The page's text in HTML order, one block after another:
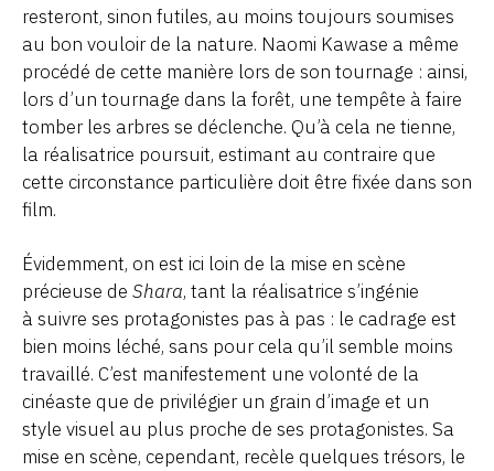
resteront, sinon futiles, au moins toujours soumises
au bon vouloir de la nature. Naomi Kawase a même
procédé de cette manière lors de son tournage : ainsi,
lors d’un tournage dans la forêt, une tempête à faire
tomber les arbres se déclenche. Qu’à cela ne tienne,
la réalisatrice poursuit, estimant au contraire que
cette circonstance particulière doit être fixée dans son
film.
Évidemment, on est ici loin de la mise en scène
précieuse de Shara, tant la réalisatrice s’ingénie
à suivre ses protagonistes pas à pas : le cadrage est
bien moins léché, sans pour cela qu’il semble moins
travaillé. C’est manifestement une volonté de la
cinéaste que de privilégier un grain d’image et un
style visuel au plus proche de ses protagonistes. Sa
mise en scène, cependant, recèle quelques trésors, le